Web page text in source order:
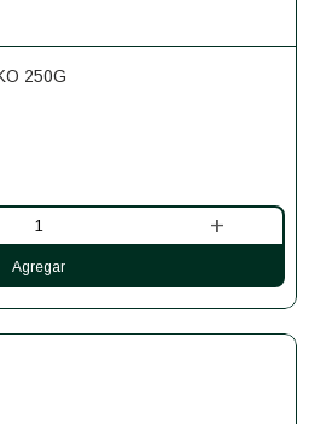
250G
+